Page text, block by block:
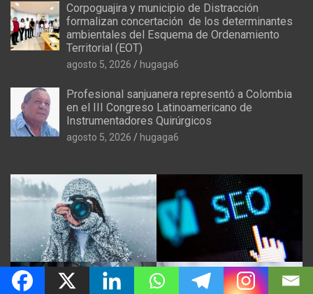
Corpoguajira y municipio de Distracción
formalizan concertación de los determinantes
ambientales del Esquema de Ordenamiento
Territorial (EOT)
agosto 5, 2026 hugaga6
Profesional sanjuanera representó a Colombia
en el III Congreso Latinoamericano de
Instrumentadores Quirúrgicos
agosto 5, 2026 hugaga6